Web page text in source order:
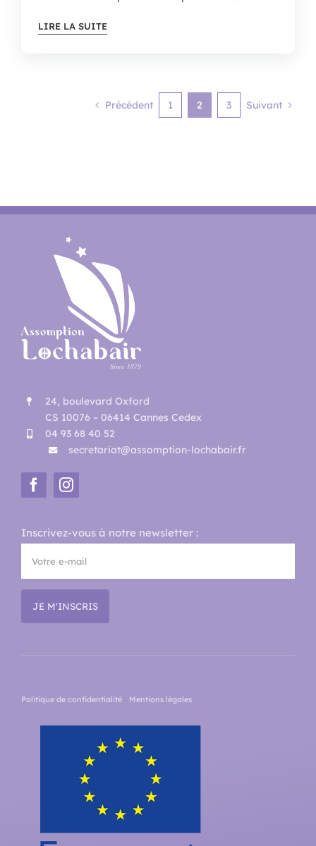
LIRE LA SUITE
Précédent 1 2 3 Suivant
24, boulevard Oxford
CS 10076 – 06414 Cannes Cedex
04 93 68 40 52
secretariat@assomption-lochabair.fr
Inscrivez-vous à notre newsletter :
Politique de confidentialité Mentions légales